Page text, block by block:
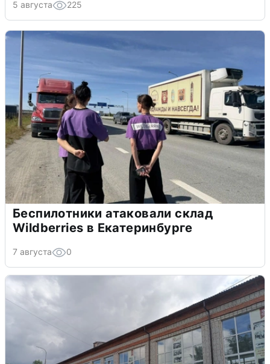
5 августа 225
Беспилотники атаковали склад
Wildberries в Екатеринбурге
7 августа 0